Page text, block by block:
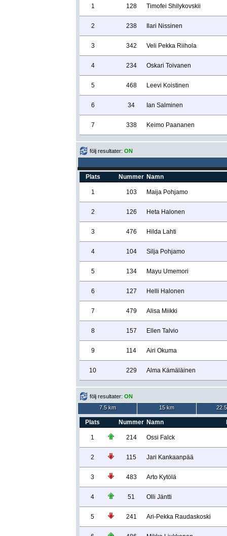
1 128 Timofei Shilykovskii
2 238 Ilari Nissinen
3 342 Veli Pekka Riihola
4 234 Oskari Toivanen
5 468 Leevi Koistinen
6 34 Ian Salminen
7 338 Keimo Paananen
följ resultater: ON
Plats Nummer Namn
1 103 Maija Pohjamo
2 126 Heta Halonen
3 476 Hilda Lahti
4 104 Silja Pohjamo
5 134 Mayu Umemori
6 127 Helli Halonen
7 479 Alisa Miikki
8 157 Ellen Talvio
9 114 Airi Okuma
10 229 Alma Kämäläinen
följ resultater: ON
7.5 km
15 km
Plats Nummer Namn
1 214 Ossi Falck
2 115 Jari Kankaanpää
3 483 Arto Kytölä
4 51 Olli Jäntti
5 241 Ari-Pekka Raudaskoski